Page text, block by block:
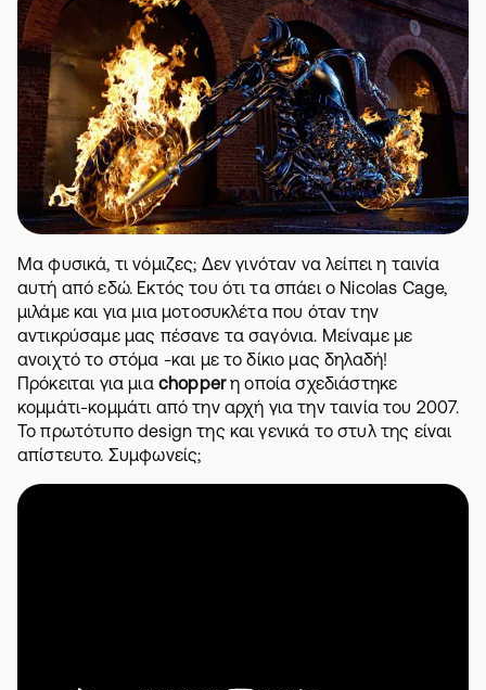
Μα φυσικά, τι νόμιζες; Δεν γινόταν να λείπει η ταινία
αυτή από εδώ. Εκτός του ότι τα σπάει ο Nicolas Cage,
μιλάμε και για μια μοτοσυκλέτα που όταν την
αντικρύσαμε μας πέσανε τα σαγόνια. Μείναμε με
ανοιχτό το στόμα -και με το δίκιο μας δηλαδή!
Πρόκειται για μια chopperη οποία σχεδιάστηκε
κομμάτι-κομμάτι από την αρχή για την ταινία του 2007.
Το πρωτότυπο design της και γενικά το στυλ της είναι
απίστευτο. Συμφωνείς;